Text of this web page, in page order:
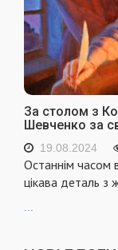
За столом з
Шевченко за
19.08.2024
Останнім часом
цікава деталь